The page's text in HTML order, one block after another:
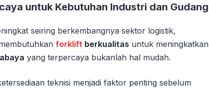
untuk Kebutuhan Industri dan Gudang
seiring berkembangnya sektor logistik,
forklift berkualitas untuk meningkatkan
yang terpercaya bukanlah hal mudah.
teknisi menjadi faktor penting sebelum